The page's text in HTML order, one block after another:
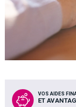
VOS AIDES
ET